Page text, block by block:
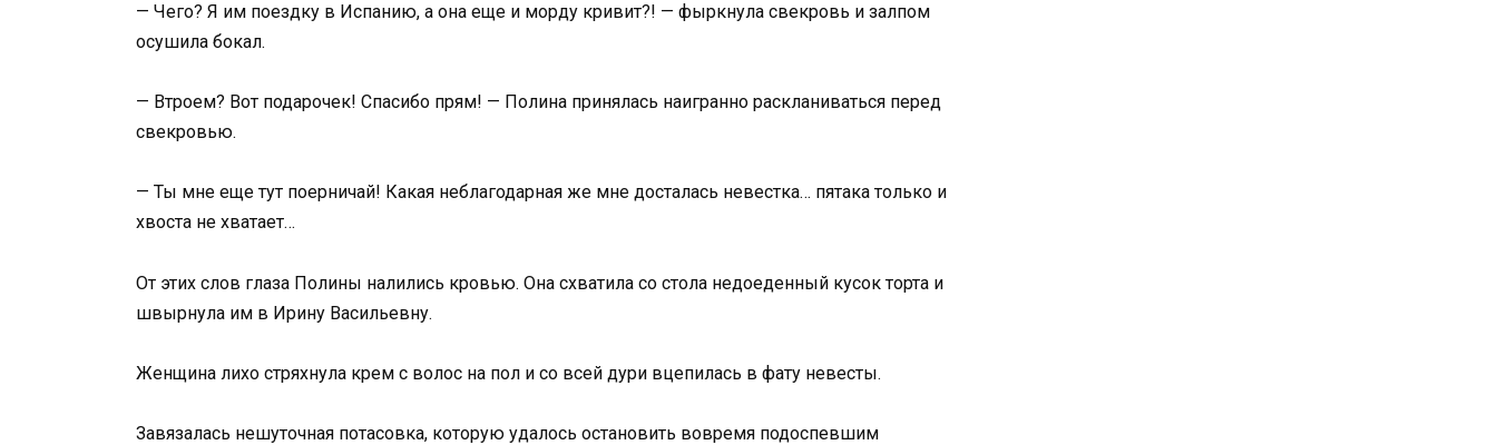
— Чего? Я им поездку в Испанию, а она еще и морду кривит?! — фыркнула свекровь и залпом
осушила бокал.
— Втроем? Вот подарочек! Спасибо прям! — Полина принялась наигранно раскланиваться перед
свекровью.
— Ты мне еще тут поерничай! Какая неблагодарная же мне досталась невестка… пятака только и
хвоста не хватает…
От этих слов глаза Полины налились кровью. Она схватила со стола недоеденный кусок торта и
швырнула им в Ирину Васильевну.
Женщина лихо стряхнула крем с волос на пол и со всей дури вцепилась в фату невесты.
Завязалась нешуточная потасовка, которую удалось остановить вовремя подоспевшим